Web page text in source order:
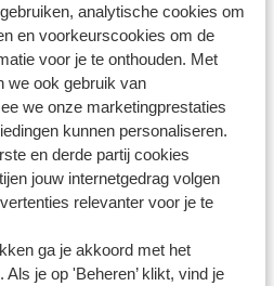
analytische cookies om
en voorkeurscookies om de
voor je te onthouden. Met
we ook gebruik van
we onze marketingprestaties
kunnen personaliseren.
en derde partij cookies
jouw internetgedrag volgen
relevanter voor je te
ga je akkoord met het
je op 'Beheren’ klikt, vind je
geschikt voor baby's en
geschikt voor een
meenemen?
en kinderen?
niet gevonden?